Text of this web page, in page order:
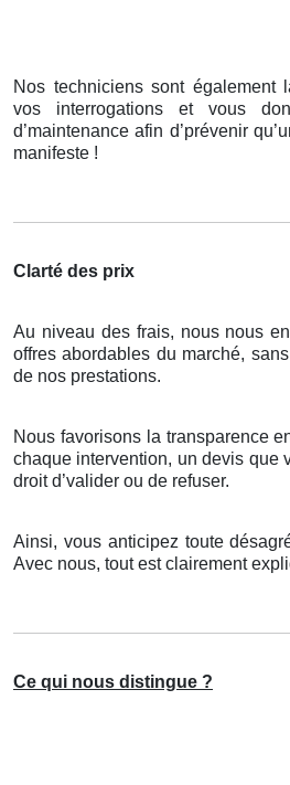
Nos techniciens sont également
vos interrogations et vous
d’maintenance afin d’prévenir
manifeste !
Clarté des prix
Au niveau des frais, nous nous
offres abordables du marché,
de nos prestations.
Nous favorisons la transparence
chaque intervention, un devis que
droit d’valider ou de refuser.
Ainsi, vous anticipez toute
Avec nous, tout est clairement
Ce qui nous distingue ?